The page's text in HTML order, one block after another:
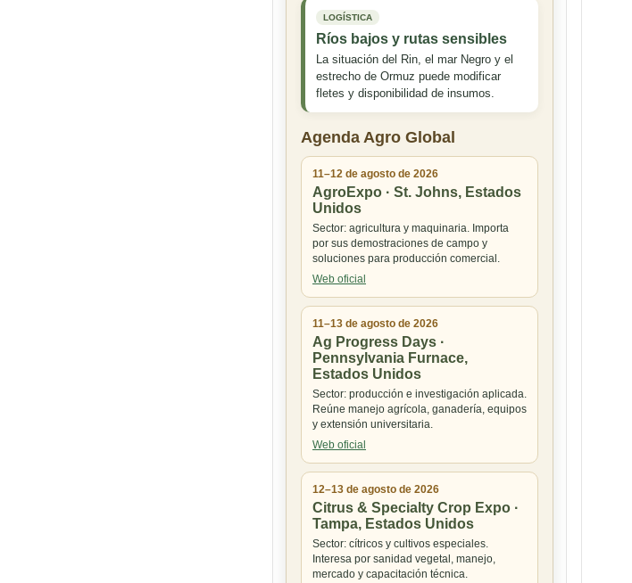
LOGÍSTICA
Ríos bajos y rutas sensibles
La situación del Rin, el mar Negro y el
estrecho de Ormuz puede modificar
fletes y disponibilidad de insumos.
Agenda Agro Global
11–12 de agosto de 2026
AgroExpo · St. Johns, Estados
Unidos
Sector: agricultura y maquinaria. Importa
por sus demostraciones de campo y
soluciones para producción comercial.
Web oficial
11–13 de agosto de 2026
Ag Progress Days ·
Pennsylvania Furnace,
Estados Unidos
Sector: producción e investigación aplicada.
Reúne manejo agrícola, ganadería, equipos
y extensión universitaria.
Web oficial
12–13 de agosto de 2026
Citrus & Specialty Crop Expo ·
Tampa, Estados Unidos
Sector: cítricos y cultivos especiales.
Interesa por sanidad vegetal, manejo,
mercado y capacitación técnica.